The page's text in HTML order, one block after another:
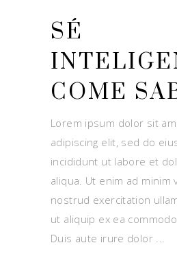
SÉ
COME
Lorem ipsum dolor sit
adipiscing elit, sed do
incididunt ut labore et
aliqua. Ut enim ad minim
nostrud exercitation
ut aliquip ex ea
Duis aute irure dolor